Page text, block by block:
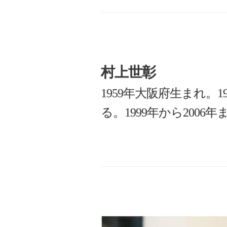
村上世彰
1959年大阪府生まれ。
る。1999年から2006